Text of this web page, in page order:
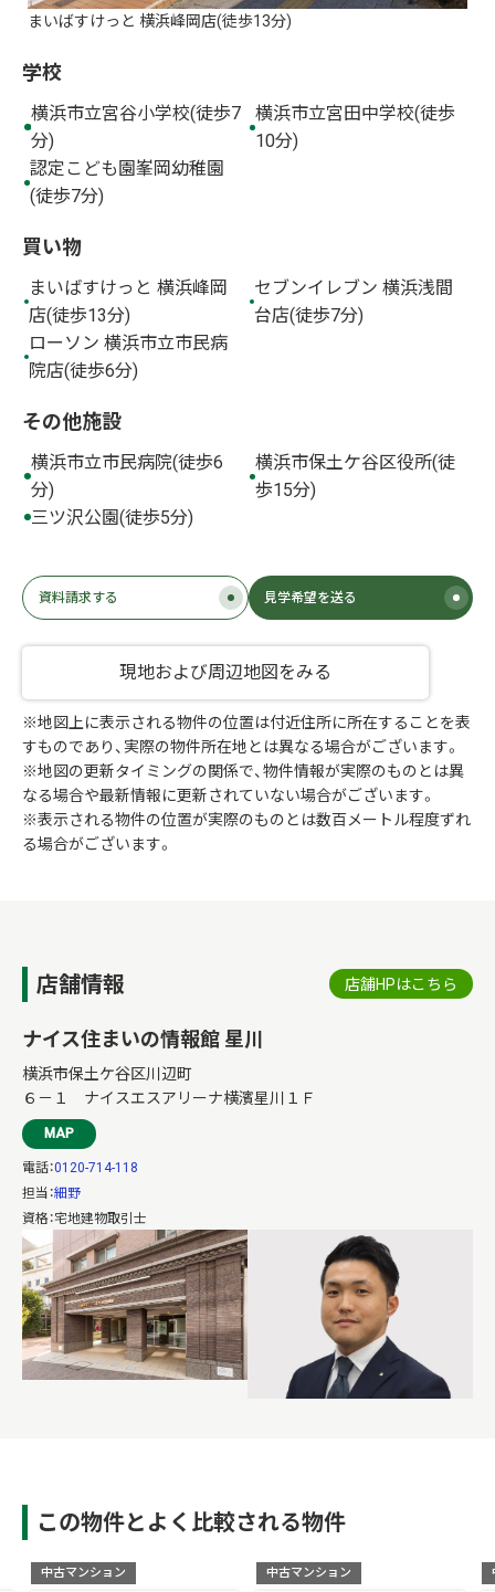
まいばすけっと 横浜峰岡店(徒歩13分)
学校
横浜市立宮谷小学校(徒歩7
分)
横浜市立宮田中学校(徒歩
10分)
認定こども園峯岡幼稚園
(徒歩7分)
買い物
まいばすけっと 横浜峰岡
店(徒歩13分)
セブンイレブン 横浜浅間
台店(徒歩7分)
ローソン 横浜市立市民病
院店(徒歩6分)
その他施設
横浜市立市民病院(徒歩6
分)
横浜市保土ケ谷区役所(徒
歩15分)
三ツ沢公園(徒歩5分)
資料請求する 見学希望を送る
現地および周辺地図をみる
※地図上に表示される物件の位置は付近住所に所在することを表
すものであり、実際の物件所在地とは異なる場合がございます。
※地図の更新タイミングの関係で、物件情報が実際のものとは異
なる場合や最新情報に更新されていない場合がございます。
※表示される物件の位置が実際のものとは数百メートル程度ずれ
る場合がございます。
店舗情報 店舗HPはこちら
ナイス住まいの情報館 星川
横浜市保土ケ谷区川辺町
６－１ ナイスエスアリーナ横濱星川１Ｆ
MAP
電話：0120-714-118
担当：細野
資格：宅地建物取引士
この物件とよく比較される物件
中古マンション 中古マンション